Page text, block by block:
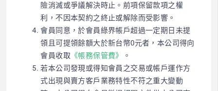
險消滅或爭議解決時止。前項保留款項之權
利，不因本契約之終止或解除而受影響。
會員同意，於會員綠界帳戶超過一定期日未提
領且可提領餘額大於新台幣0元者，本公司得向
會員收取 《帳務保管費》
。
若本公司發現或得知會員之交易或帳戶運作方
式出現與賣方客戶業務特性不符之重大變動